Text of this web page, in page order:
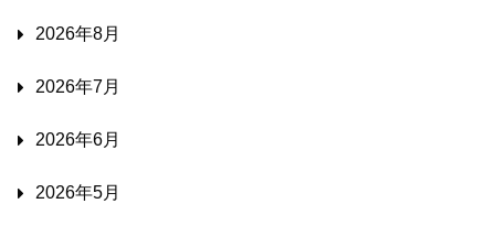
2026年8月
2026年7月
2026年6月
2026年5月